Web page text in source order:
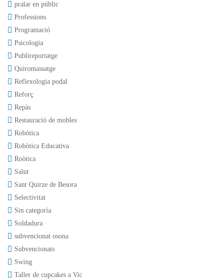
pralar en públic
Professions
Programació
Psicologia
Publireportatge
Quiromassatge
Reflexologia podal
Reforç
Repàs
Restauració de mobles
Robòtica
Robòtica Educativa
Roòtica
Salut
Sant Quirze de Besora
Selectivitat
Sin categoría
Soldadura
subvencionat osona
Subvencionats
Swing
Taller de cupcakes a Vic